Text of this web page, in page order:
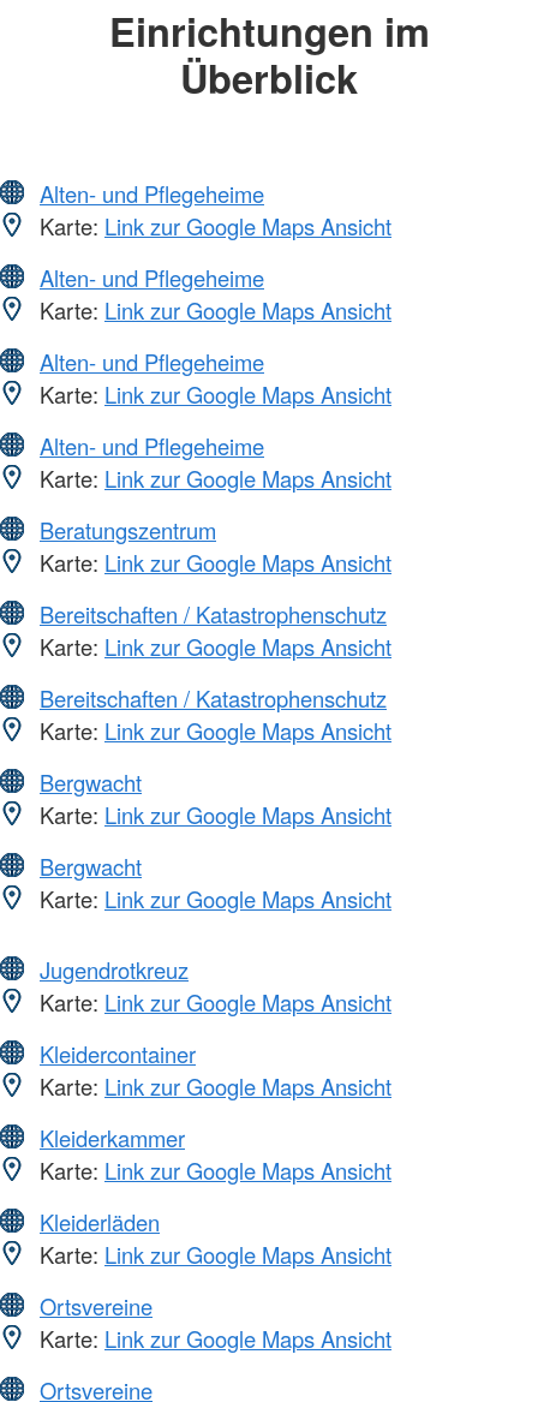
Einrichtungen im
Überblick
Alten- und Pflegeheime
Karte: Link zur Google Maps Ansicht
Alten- und Pflegeheime
Karte: Link zur Google Maps Ansicht
Alten- und Pflegeheime
Karte: Link zur Google Maps Ansicht
Alten- und Pflegeheime
Karte: Link zur Google Maps Ansicht
Beratungszentrum
Karte: Link zur Google Maps Ansicht
Bereitschaften / Katastrophenschutz
Karte: Link zur Google Maps Ansicht
Bereitschaften / Katastrophenschutz
Karte: Link zur Google Maps Ansicht
Bergwacht
Karte: Link zur Google Maps Ansicht
Bergwacht
Karte: Link zur Google Maps Ansicht
Jugendrotkreuz
Karte: Link zur Google Maps Ansicht
Kleidercontainer
Karte: Link zur Google Maps Ansicht
Kleiderkammer
Karte: Link zur Google Maps Ansicht
Kleiderläden
Karte: Link zur Google Maps Ansicht
Ortsvereine
Karte: Link zur Google Maps Ansicht
Ortsvereine